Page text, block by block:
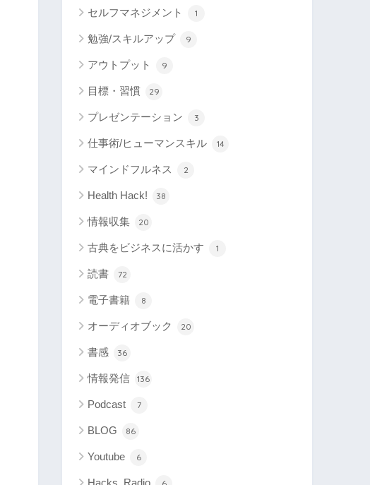
セルフマネジメント 1
勉強/スキルアップ 9
アウトプット 9
目標・習慣 29
プレゼンテーション 3
仕事術/ヒューマンスキル 14
マインドフルネス 2
Health Hack! 38
情報収集 20
古典をビジネスに活かす 1
読書 72
電子書籍 8
オーディオブック 20
書感 36
情報発信 136
Podcast 7
BLOG 86
Youtube 6